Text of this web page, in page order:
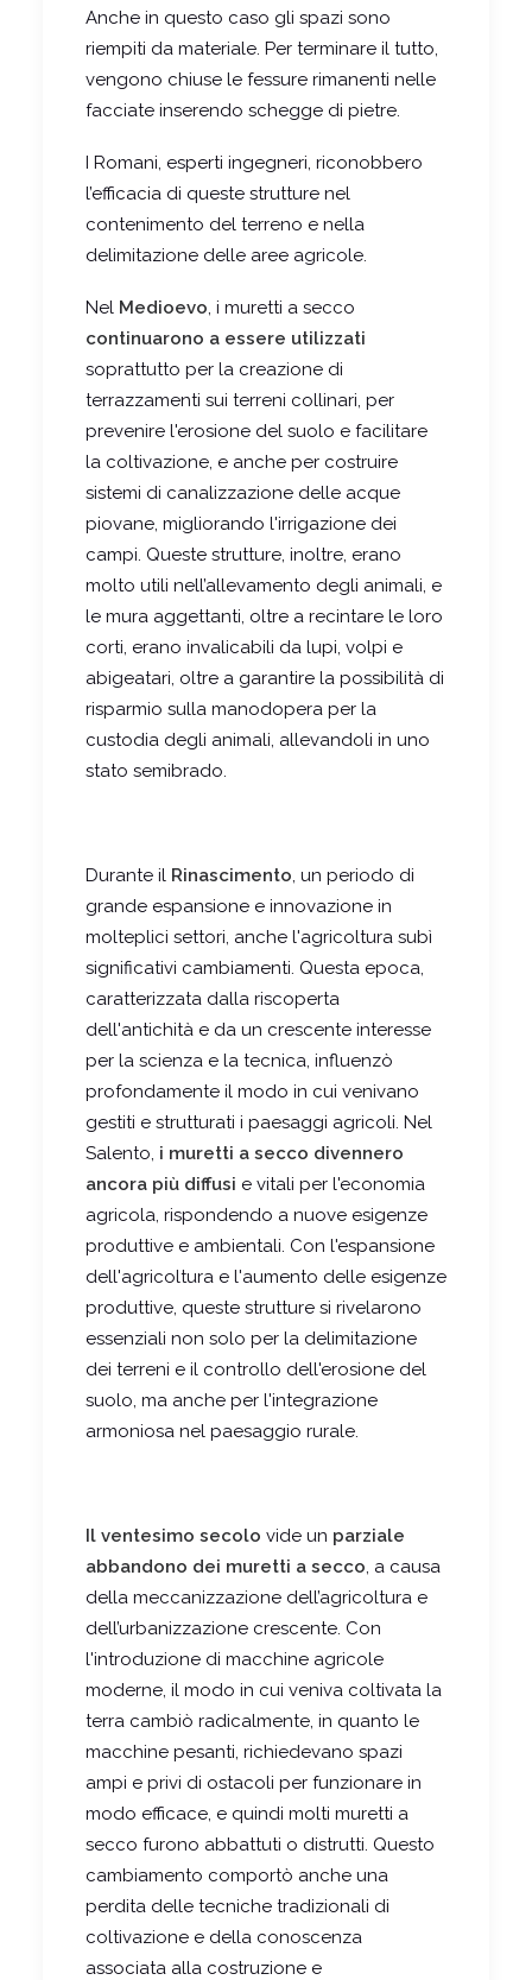
Anche in questo caso gli spazi sono
riempiti da materiale. Per terminare il tutto,
vengono chiuse le fessure rimanenti nelle
facciate inserendo schegge di pietre.
I Romani, esperti ingegneri, riconobbero
l’efficacia di queste strutture nel
contenimento del terreno e nella
delimitazione delle aree agricole.
Nel Medioevo, i muretti a secco
continuarono a essere utilizzati
soprattutto per la creazione di
terrazzamenti sui terreni collinari, per
prevenire l'erosione del suolo e facilitare
la coltivazione, e anche per costruire
sistemi di canalizzazione delle acque
piovane, migliorando l'irrigazione dei
campi. Queste strutture, inoltre, erano
molto utili nell’allevamento degli animali, e
le mura aggettanti, oltre a recintare le loro
corti, erano invalicabili da lupi, volpi e
abigeatari, oltre a garantire la possibilità di
risparmio sulla manodopera per la
custodia degli animali, allevandoli in uno
stato semibrado.
Durante il Rinascimento, un periodo di
grande espansione e innovazione in
molteplici settori, anche l'agricoltura subì
significativi cambiamenti. Questa epoca,
caratterizzata dalla riscoperta
dell'antichità e da un crescente interesse
per la scienza e la tecnica, influenzò
profondamente il modo in cui venivano
gestiti e strutturati i paesaggi agricoli. Nel
Salento, i muretti a secco divennero
ancora più diffusi e vitali per l'economia
agricola, rispondendo a nuove esigenze
produttive e ambientali. Con l'espansione
dell'agricoltura e l'aumento delle esigenze
produttive, queste strutture si rivelarono
essenziali non solo per la delimitazione
dei terreni e il controllo dell'erosione del
suolo, ma anche per l'integrazione
armoniosa nel paesaggio rurale.
Il ventesimo secolo vide un parziale
abbandono dei muretti a secco, a causa
della meccanizzazione dell’agricoltura e
dell’urbanizzazione crescente. Con
l'introduzione di macchine agricole
moderne, il modo in cui veniva coltivata la
terra cambiò radicalmente, in quanto le
macchine pesanti, richiedevano spazi
ampi e privi di ostacoli per funzionare in
modo efficace, e quindi molti muretti a
secco furono abbattuti o distrutti. Questo
cambiamento comportò anche una
perdita delle tecniche tradizionali di
coltivazione e della conoscenza
associata alla costruzione e